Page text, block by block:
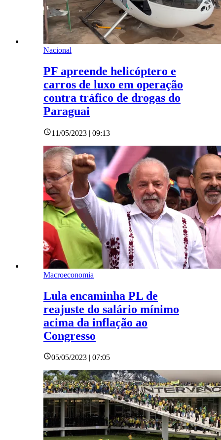
Nacional
PF apreende helicóptero e
carros de luxo em operação
contra tráfico de drogas do
Paraguai
11/05/2023 | 09:13
Macroeconomia
Lula encaminha PL de
reajuste do salário mínimo
acima da inflação ao
Congresso
05/05/2023 | 07:05